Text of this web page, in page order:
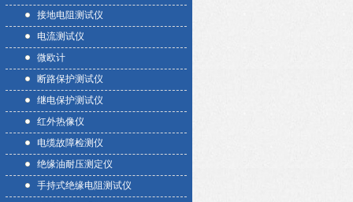
接地电阻测试仪
电流测试仪
微欧计
断路保护测试仪
继电保护测试仪
红外热像仪
电缆故障检测仪
绝缘油耐压测定仪
手持式绝缘电阻测试仪